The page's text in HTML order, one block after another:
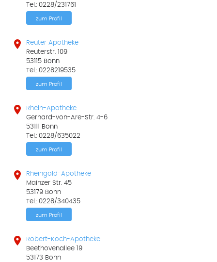
Tel.: 0228/231761
zum Profil

Reuter Apotheke
Reuterstr. 109
53115 Bonn
Tel.: 0228219535
zum Profil

Rhein-Apotheke
Gerhard-von-Are-Str. 4-6
53111 Bonn
Tel.: 0228/635022
zum Profil

Rheingold-Apotheke
Mainzer Str. 45
53179 Bonn
Tel.: 0228/340435
zum Profil

Robert-Koch-Apotheke
Beethovenallee 19
53173 Bonn